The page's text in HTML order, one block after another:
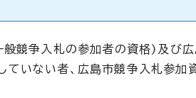
競争入札の参加者の資格)及び
いない者、広島市競争入札参加